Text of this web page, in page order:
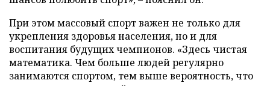
При этом массовый спорт важен не только для
укрепления здоровья населения, но и для
воспитания будущих чемпионов. «Здесь чистая
математика. Чем больше людей регулярно
занимаются спортом, тем выше вероятность, что